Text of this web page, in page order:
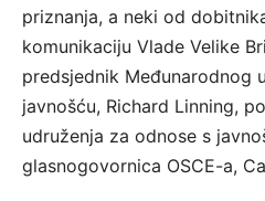
priznanja, a neki od
komunikaciju Vlade Velike
predsjednik Međunarodnog
javnošću, Richard Linning,
udruženja za odnose s
glasnogovornica OSCE-a,